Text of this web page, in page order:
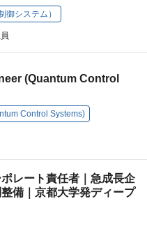
御システム）
(Quantum Control
Control Systems)
レート責任者｜急成長企
備｜京都大学発ディープ